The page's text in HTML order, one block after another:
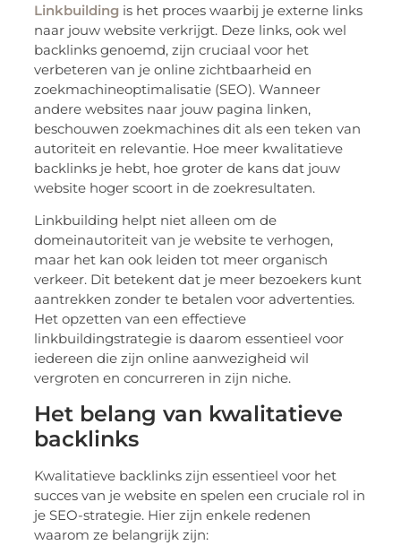
Linkbuilding is het proces waarbij je externe links
naar jouw website verkrijgt. Deze links, ook wel
backlinks genoemd, zijn cruciaal voor het
verbeteren van je online zichtbaarheid en
zoekmachineoptimalisatie (SEO). Wanneer
andere websites naar jouw pagina linken,
beschouwen zoekmachines dit als een teken van
autoriteit en relevantie. Hoe meer kwalitatieve
backlinks je hebt, hoe groter de kans dat jouw
website hoger scoort in de zoekresultaten.
Linkbuilding helpt niet alleen om de
domeinautoriteit van je website te verhogen,
maar het kan ook leiden tot meer organisch
verkeer. Dit betekent dat je meer bezoekers kunt
aantrekken zonder te betalen voor advertenties.
Het opzetten van een effectieve
linkbuildingstrategie is daarom essentieel voor
iedereen die zijn online aanwezigheid wil
vergroten en concurreren in zijn niche.
Het belang van kwalitatieve
backlinks
Kwalitatieve backlinks zijn essentieel voor het
succes van je website en spelen een cruciale rol in
je SEO-strategie. Hier zijn enkele redenen
waarom ze belangrijk zijn: